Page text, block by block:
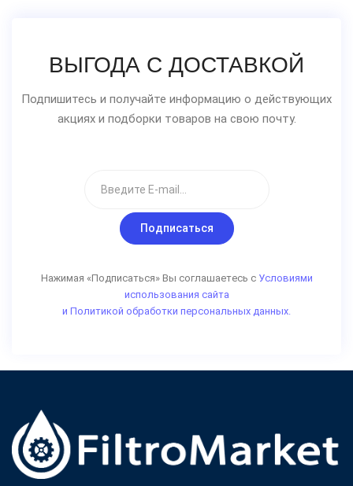
ВЫГОДА С ДОСТАВКОЙ
Подпишитесь и получайте информацию о действующих
акциях и подборки товаров на свою почту.
Подписаться
Нажимая «Подписаться» Вы соглашаетесь с Условиями
использования сайта
и Политикой обработки персональных данных.